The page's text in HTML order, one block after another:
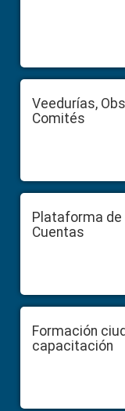
Veedurías,
Comités
Plataforma de
Cuentas
Formación
capacitación